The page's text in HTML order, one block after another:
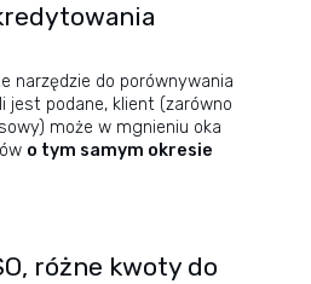
narzędzie do porównywania
jest podane, klient (zarówno
może w mgnieniu oka
o tym samym okresie
różne kwoty do